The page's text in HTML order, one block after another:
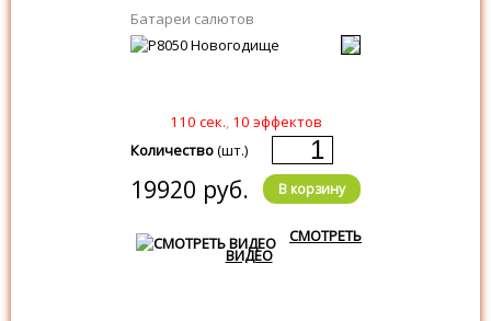
Батареи салютов
110 сек., 10 эффектов
Количество(шт.)
19920 руб. В корзину
СМОТРЕТЬ
ВИДЕО